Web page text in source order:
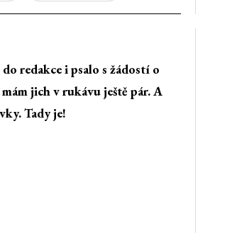
redakce i psalo s žádostí o
jich v rukávu ještě pár. A
Tady je!